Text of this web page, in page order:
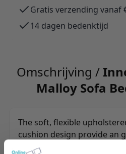
Gratis verzending vanaf
14 dagen bedenktijd
Omschrijving /
Malloy Sofa
The soft, flexible
cushion design provide an